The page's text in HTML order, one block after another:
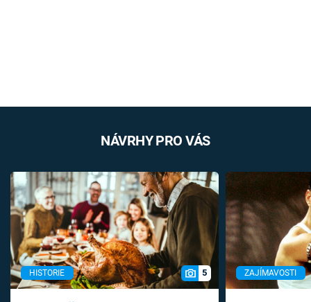
NÁVRHY PRO VÁS
HISTORIE 5 ZAJÍMAVOSTI